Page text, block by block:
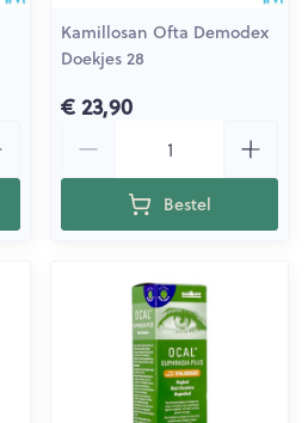
Kamillosan Ofta Demodex
Doekjes 28
€ 23,90
Bestel